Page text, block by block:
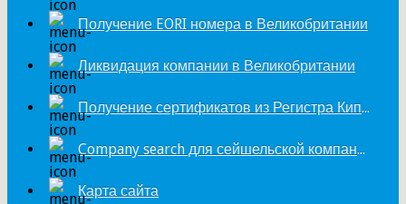
Получение EORI номера в Великобритании
Ликвидация компании в Великобритании
Получение сертификатов из Регистра Кипра
Company search для сейшельской компании
Карта сайта